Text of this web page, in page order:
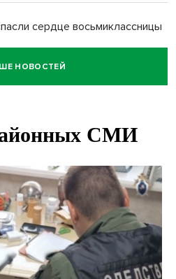
сердце восьмиклассницы
НОВОСТЕЙ